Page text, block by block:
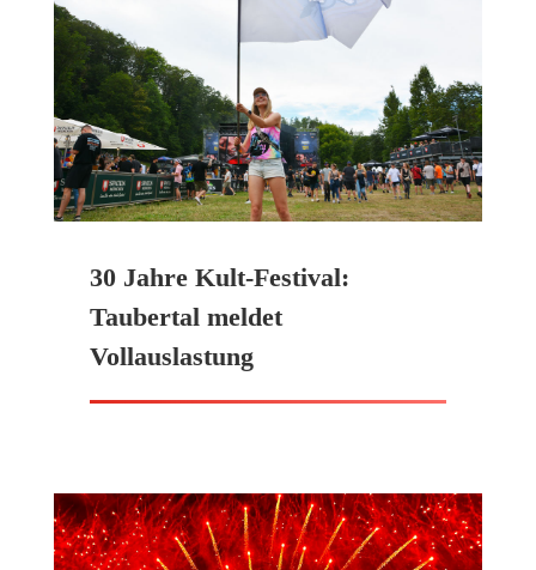
30 Jahre Kult-Festival:
Taubertal meldet
Vollauslastung